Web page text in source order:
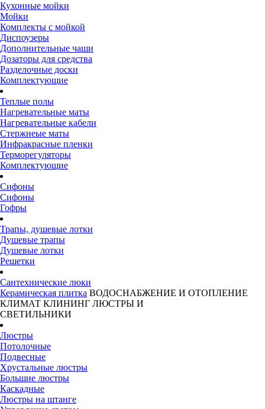
Кухонные мойки
Мойки
Комплекты с мойкой
Диспоузеры
Дополнительные чаши
Дозаторы для средства
Разделочные доски
Комплектующие
Теплые полы
Нагревательные маты
Нагревательные кабели
Стержнеые маты
Инфракрасные пленки
Терморегуляторы
Комплектующие
Сифоны
Сифоны
Гофры
Трапы, душевые лотки
Душевые трапы
Душевые лотки
Решетки
Сантехнические люки
Керамическая плитка ВОДОСНАБЖЕНИЕ И ОТОПЛЕНИЕ
КЛИМАТ КЛИНИНГ ЛЮСТРЫ И
СВЕТИЛЬНИКИ
Люстры
Потолочные
Подвесные
Хрустальные люстры
Большие люстры
Каскадные
Люстры на штанге